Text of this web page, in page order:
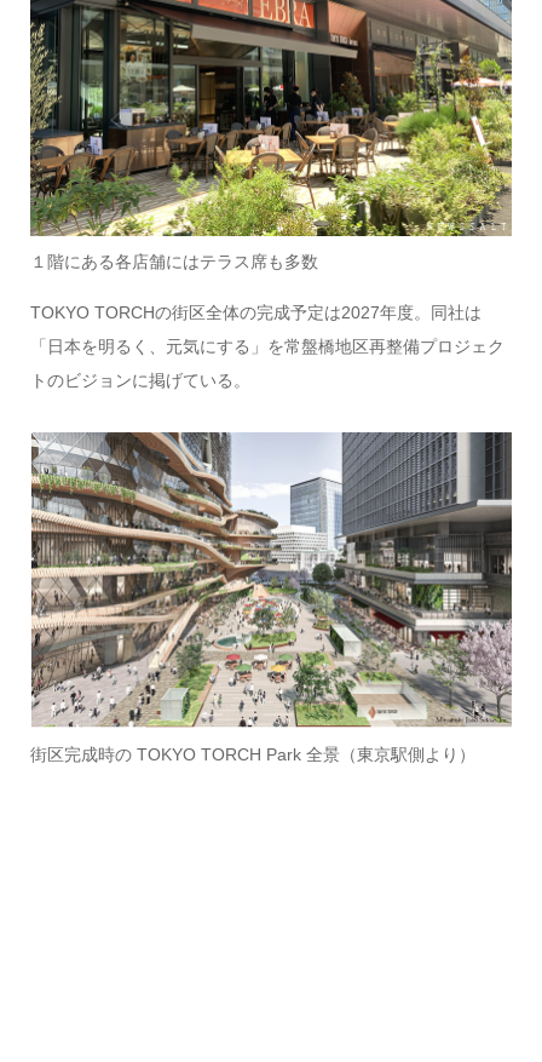
１階にある各店舗にはテラス席も多数
TOKYO TORCHの街区全体の完成予定は2027年度。同社は
「日本を明るく、元気にする」を常盤橋地区再整備プロジェク
トのビジョンに掲げている。
街区完成時の TOKYO TORCH Park 全景（東京駅側より）